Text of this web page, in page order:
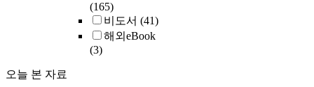
(165)
비도서 (41)
해외eBook
(3)
오늘 본 자료